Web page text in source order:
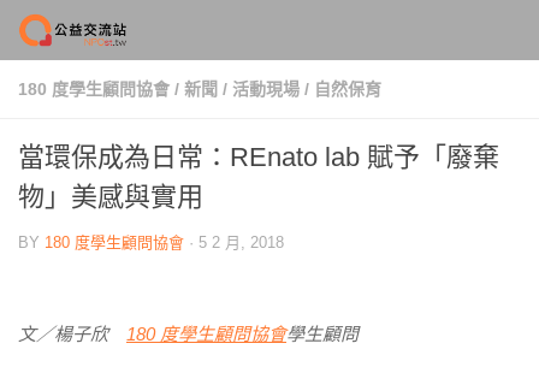
Skip to content
180 度學生顧問協會 / 新聞 / 活動現場 / 自然保育
當環保成為日常：REnato lab 賦予「廢棄
物」美感與實用
BY 180 度學生顧問協會 · 5 2 月, 2018
文／楊子欣 180 度學生顧問協會學生顧問